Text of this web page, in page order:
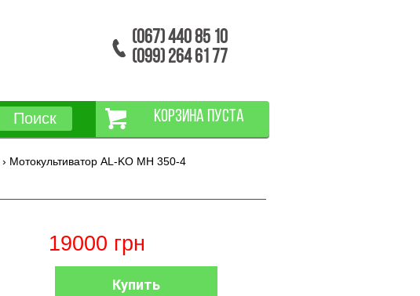
(067) 440 85 10
(099) 264 61 77
Поиск КОРЗИНА ПУСТА
› Мотокультиватор AL-KO МH 350-4
19000 грн
Купить